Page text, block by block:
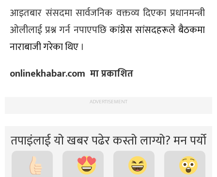
आइतबार संसदमा सार्वजनिक वक्तव्य दिएका प्रधानमन्त्री
ओलीलाई प्रश्न गर्न नपाएपछिकांग्रेस सांसदहरूले बैठकमा
नाराबाजी गरेका थिए ।
onlinekhabar.com मा प्रकाशित
ADVERTISEMENT
तपाइंलाई यो खबर पढेर कस्तो लाग्यो? मन पर्यो